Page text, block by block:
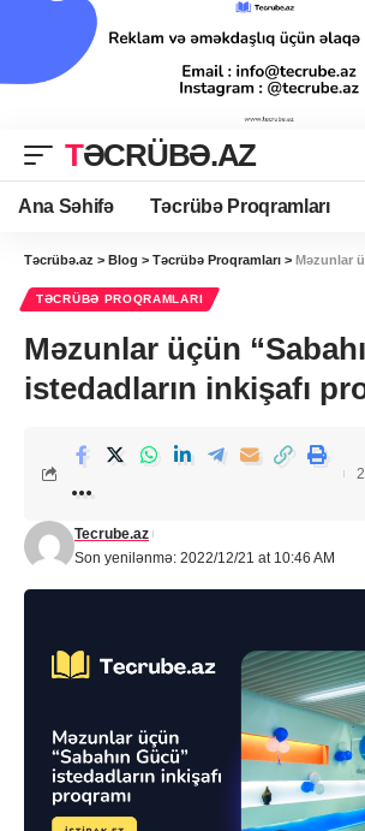
TƏCRÜBƏ.AZ
Ana Səhifə Təcrübə Proqramları
Təcrübə.az > Blog > Təcrübə Proqramları > Məzunlar üçün
TƏCRÜBƏ PROQRAMLARI
Məzunlar üçün
istedadların inkişafı
Son yenilənmə: 2022/12/21 at 10:46 AM
Tecrube.az